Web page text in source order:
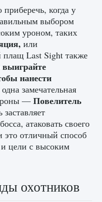
когда у
выбором
уроном, таких
или
Last Sight также
выиграйте
нанести
замечательная
— Повелитель
атаковать своего
отличный способ
цели с высоким
охотников